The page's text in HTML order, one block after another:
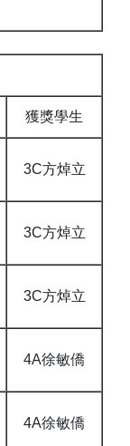
獲獎學生
3C方焯立
3C方焯立
3C方焯立
4A徐敏僑
4A徐敏僑